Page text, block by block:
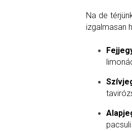
Na de
izgalmasan